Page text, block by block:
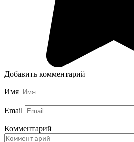
Добавить комментарий
Имя
Email
Комментарий